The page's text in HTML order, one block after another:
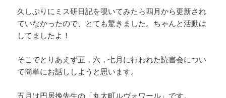
久しぶりにミス研日記を覗いてみたら四月から更新され
ていなかったので、とても驚きました。ちゃんと活動は
してましたよ！
そこでとりあえず五，六，七月に行われた読書会につい
て簡単にお話ししようと思います。
五月は円居挽先生の「丸太町ルヴォワール」です。